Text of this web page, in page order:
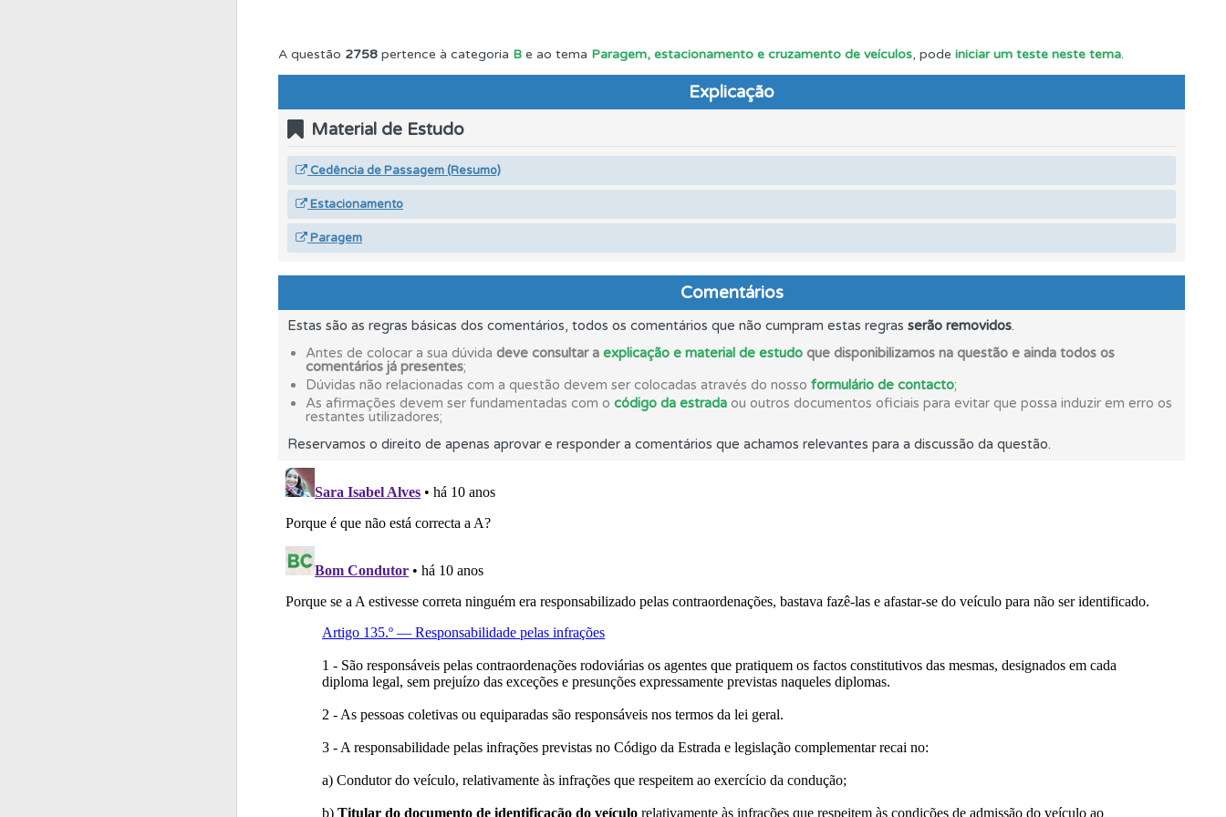
Questões Pode guardar uma questão colocando-a como favorita.
Testes O teste "Erradas" apresenta-lhe questões que errou e não voltou a responder.
Perfil O Índice Bom Condutor dá-lhe uma ideia da sua preparação para o exame.
Deve fazer o teste que recomendamos para obter os melhores resultados.
Perfil Veja os temas onde tem mais dificuldades no seu perfil.
Consulte a ajuda se tiver dúvidas relacionadas com a plataforma.
Testemunhos Veja os testemunhos dos nossos utilizadores e deixe o seu!
Testes Veja o nível de dificuldade do teste quando o termina.
A questão 2758 pertence à categoria B e ao tema Paragem, estacionamento e cruzamento de veículos, pode iniciar um teste neste tema.
Explicação
Material de Estudo
Cedência de Passagem (Resumo)
Estacionamento
Paragem
Comentários
Estas são as regras básicas dos comentários, todos os comentários que não cumpram estas regras serão removidos.
Antes de colocar a sua dúvida deve consultar a explicação e material de estudo que disponibilizamos na questão e ainda todos os
comentários já presentes;
Dúvidas não relacionadas com a questão devem ser colocadas através do nosso formulário de contacto;
As afirmações devem ser fundamentadas com o código da estrada ou outros documentos oficiais para evitar que possa induzir em erro os
restantes utilizadores;
Reservamos o direito de apenas aprovar e responder a comentários que achamos relevantes para a discussão da questão.